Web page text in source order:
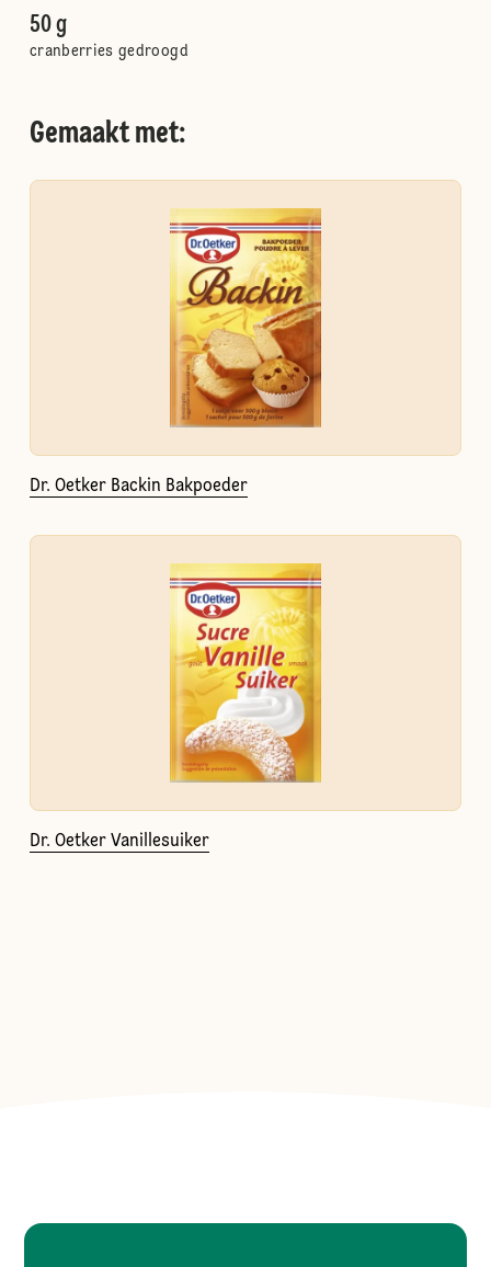
50 g
cranberries gedroogd
Gemaakt met:
Dr. Oetker Backin Bakpoeder
Dr. Oetker Vanillesuiker